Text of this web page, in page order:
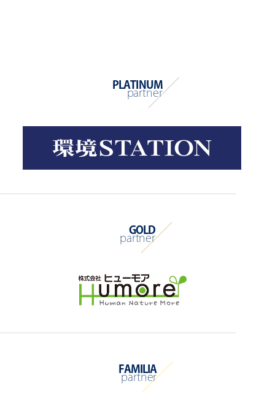
PLATINUM
partner
GOLD
partner
FAMILIA
partner